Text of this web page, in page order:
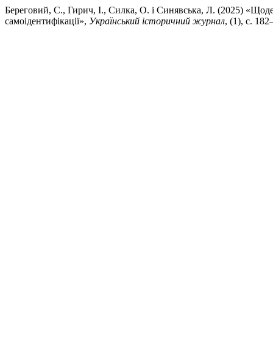
Береговий, С., Гирич, І., Силка, О. і Синявська, Л. (2025)
самоідентифікації», Український історичний журнал, (1), с.